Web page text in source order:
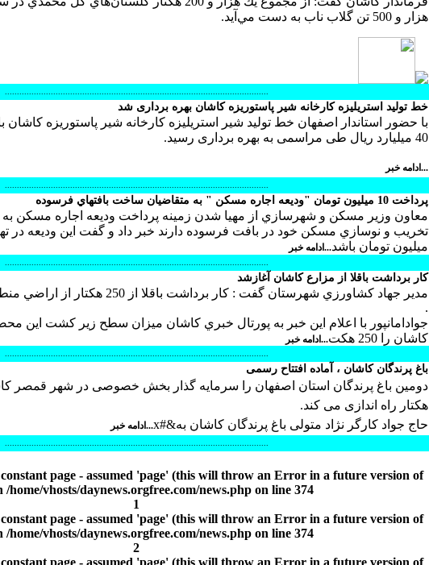
هزار و 500 تن گلاب ناب به‌ دست مي‌آيد.
خط تولید استریلیزه کارخانه شیر پاستوریزه کاشان بهره برداری شد
با حضور استاندار اصفهان خط تولید شیر استریلیزه کارخانه شیر پاستوریزه کاشان با
40 میلیارد ریال طی مراسمی به بهره برداری رسید.
...ادامه خبر
پرداخت 10 ميليون تومان "وديعه اجاره مسكن " به‌ متقاضيان ساخت بافتهاي فرسوده
معاون وزير مسكن و شهرسازي از مهيا شدن زمينه پرداخت وديعه اجاره مسكن
ميليون تومان باشد...ادامه خبر
كار برداشت باقلا از مزارع كاشان آغازشد
مدير جهاد كشاورزي شهرستان گفت : كار برداشت
.
جوادامانپور با اعلام اين خبر به پورتال خبري كاشان ميزان سطح زير كشت اين
كاشان را 250 هكت
...ادامه خبر
باغ پرندگان کاشان ، آماده افتتاح رسمی
هکتار راه اندازی می کند.
حاج جواد کارگر نژاد متولی باغ پرندگان کاشان به&#x ...ادامه خبر
page - assumed 'page' (this will throw an Error in a future version of
/home/vhosts/daynews.orgfree.com/news.phpon line 374
1
page - assumed 'page' (this will throw an Error in a future version of
/home/vhosts/daynews.orgfree.com/news.phpon line 374
2
page - assumed 'page' (this will throw an Error in a future version of